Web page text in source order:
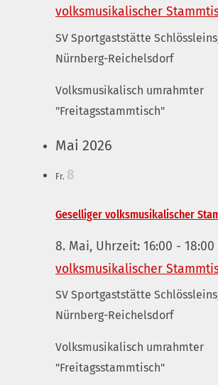
volksmusikalischer
SV Sportgaststätte
Nürnberg-Reichelsdorf
Volksmusikalisch umrahmter
"Freitagsstammtisch"
Mai 2026
Fr. 8
Geselliger volksmusikalischer
8. Mai, Uhrzeit: 16:00 - 18:00
volksmusikalischer
SV Sportgaststätte
Nürnberg-Reichelsdorf
Volksmusikalisch umrahmter
"Freitagsstammtisch"